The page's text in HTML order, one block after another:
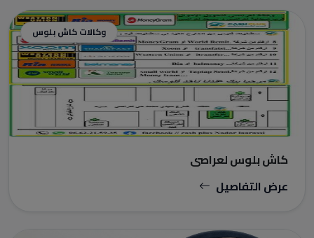
وكالات كاش بلوس
كاش بلوس لعراصي
عرض التفاصيل